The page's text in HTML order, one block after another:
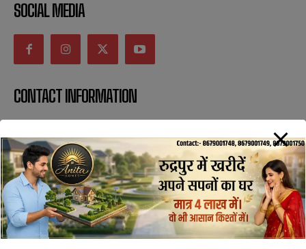
SOCIAL MEDIA
CONTACT INFORMATION
SUBSCRIBE NOW
All Rights Reserved with uttaranchaldeep